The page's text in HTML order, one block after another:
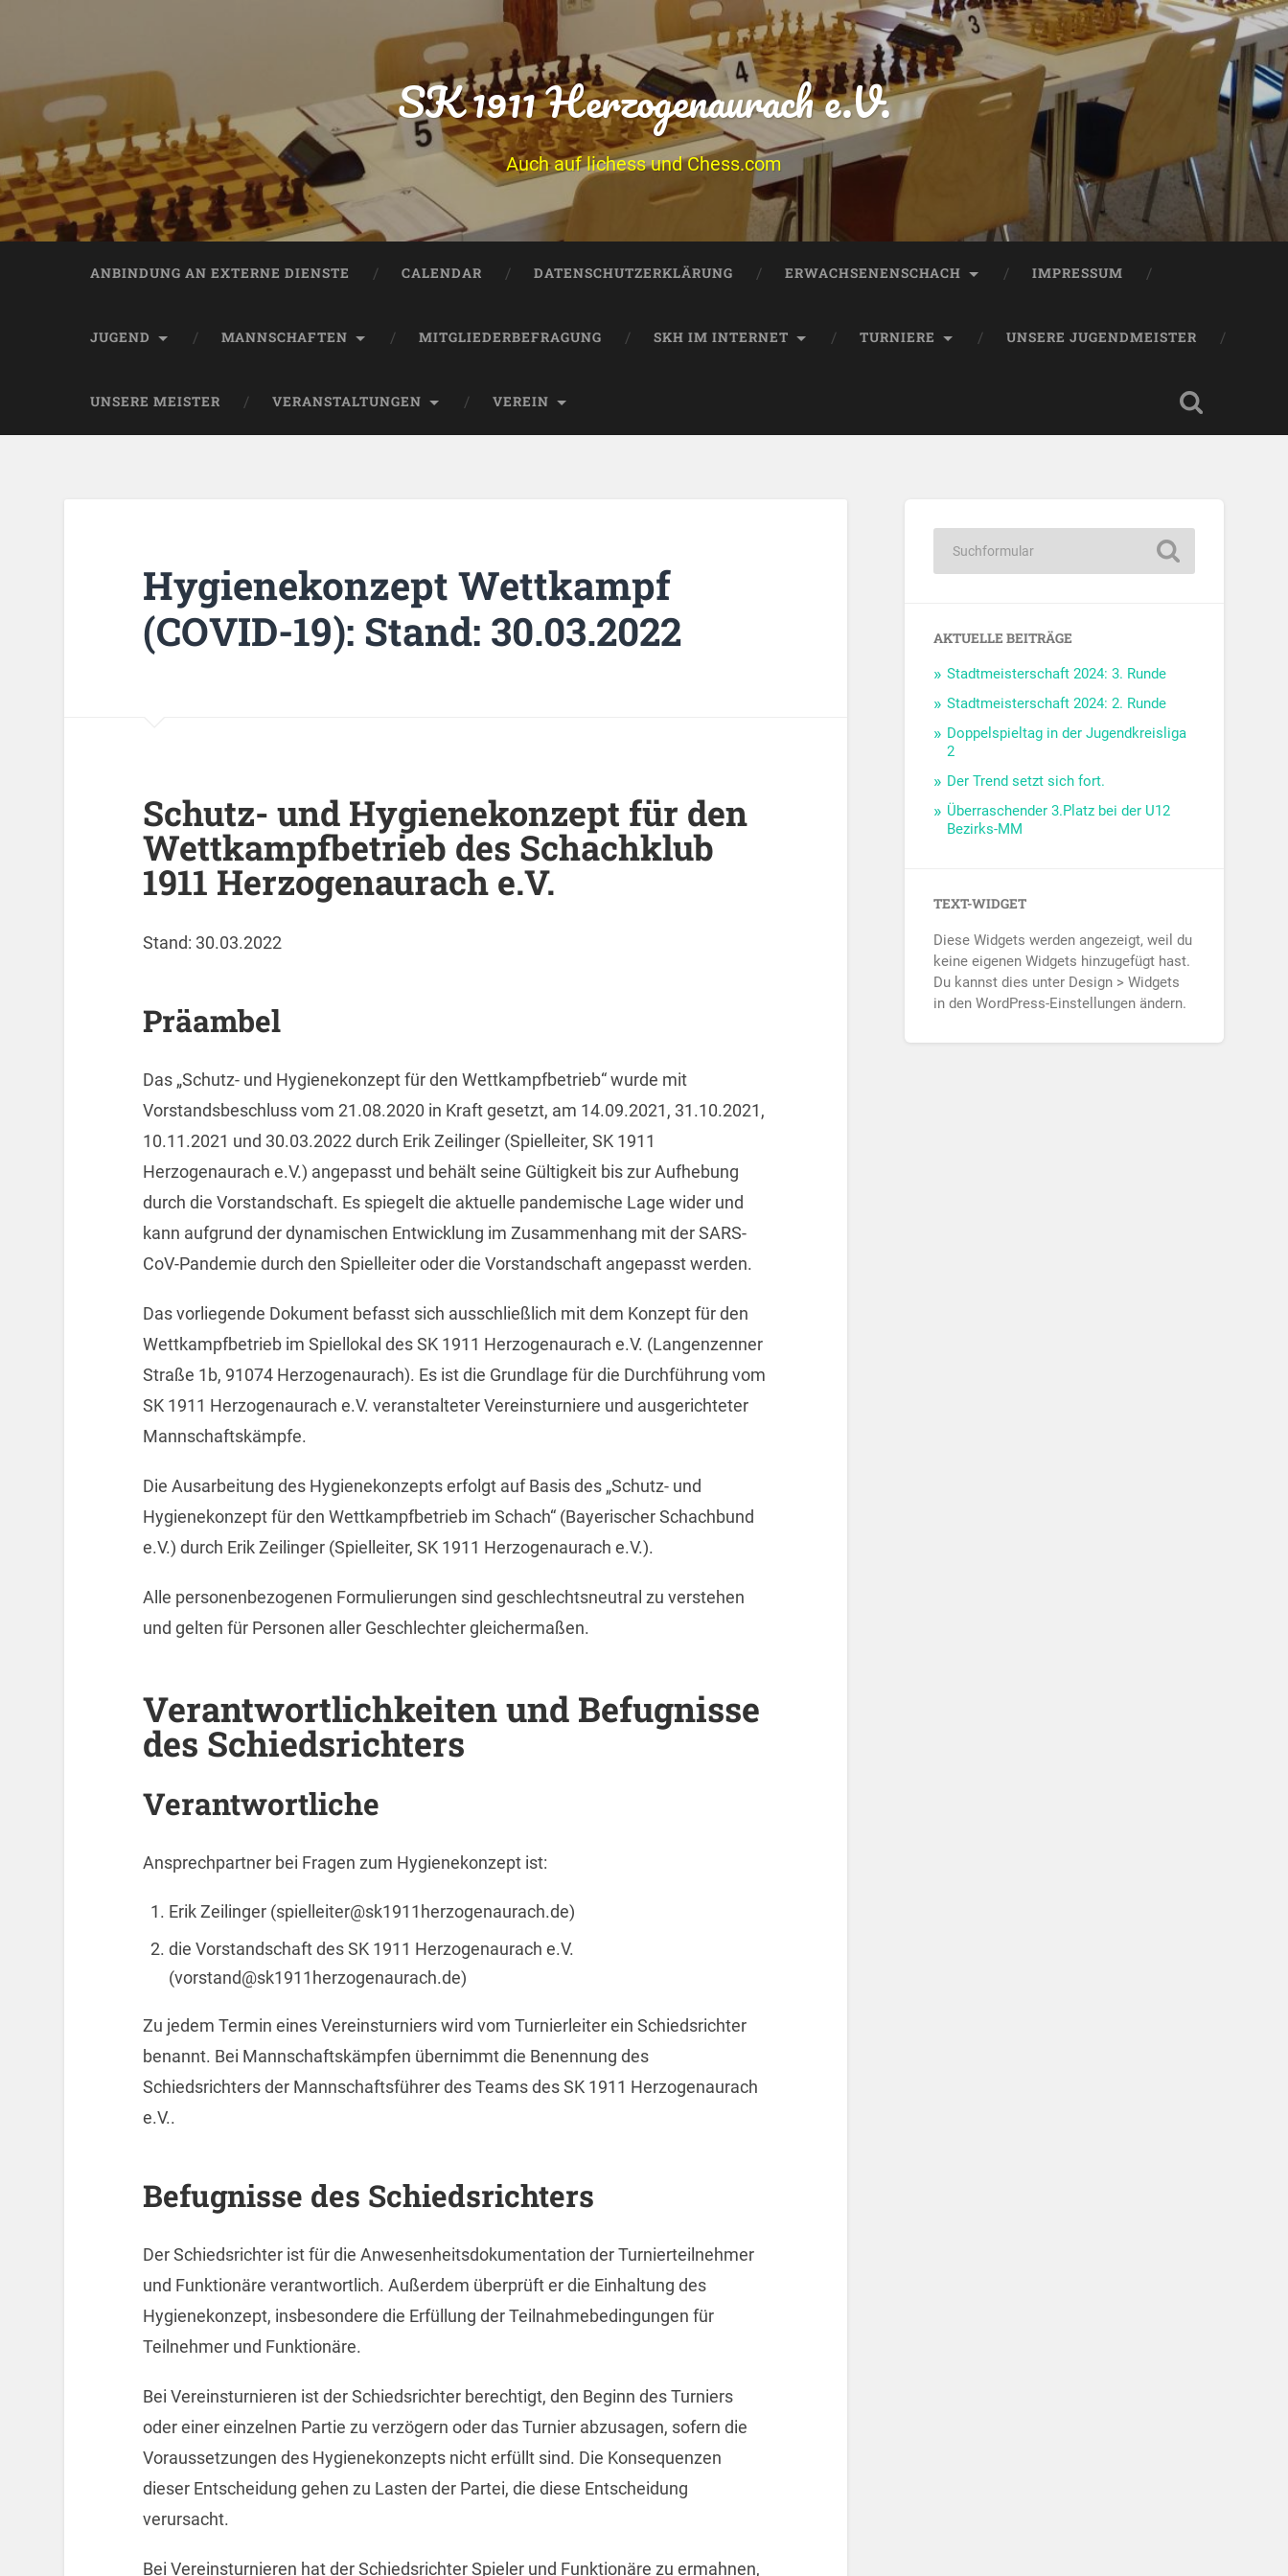
SK 1911 Herzogenaurach e.V.
Auch auf lichess und Chess.com
ANBINDUNG AN EXTERNE DIENSTE CALENDAR DATENSCHUTZERKLÄRUNG ERWACHSENENSCHACH IMPRESSUM
JUGEND MANNSCHAFTEN MITGLIEDERBEFRAGUNG SKH IM INTERNET TURNIERE UNSERE JUGENDMEISTER
UNSERE MEISTER VERANSTALTUNGEN VEREIN
Hygienekonzept Wettkampf
(COVID-19): Stand: 30.03.2022
Schutz- und Hygienekonzept für den
Wettkampfbetrieb des Schachklub
1911 Herzogenaurach e.V.
Stand: 30.03.2022
Präambel
Das „Schutz- und Hygienekonzept für den Wettkampfbetrieb“ wurde mit
Vorstandsbeschluss vom 21.08.2020 in Kraft gesetzt, am 14.09.2021, 31.10.2021,
10.11.2021 und 30.03.2022 durch Erik Zeilinger (Spielleiter, SK 1911
Herzogenaurach e.V.) angepasst und behält seine Gültigkeit bis zur Aufhebung
durch die Vorstandschaft. Es spiegelt die aktuelle pandemische Lage wider und
kann aufgrund der dynamischen Entwicklung im Zusammenhang mit der SARS-
CoV-Pandemie durch den Spielleiter oder die Vorstandschaft angepasst werden.
Das vorliegende Dokument befasst sich ausschließlich mit dem Konzept für den
Wettkampfbetrieb im Spiellokal des SK 1911 Herzogenaurach e.V. (Langenzenner
Straße 1b, 91074 Herzogenaurach). Es ist die Grundlage für die Durchführung vom
SK 1911 Herzogenaurach e.V. veranstalteter Vereinsturniere und ausgerichteter
Mannschaftskämpfe.
Die Ausarbeitung des Hygienekonzepts erfolgt auf Basis des „Schutz- und
Hygienekonzept für den Wettkampfbetrieb im Schach“ (Bayerischer Schachbund
e.V.) durch Erik Zeilinger (Spielleiter, SK 1911 Herzogenaurach e.V.).
Alle personenbezogenen Formulierungen sind geschlechtsneutral zu verstehen
und gelten für Personen aller Geschlechter gleichermaßen.
Verantwortlichkeiten und Befugnisse
des Schiedsrichters
Verantwortliche
Ansprechpartner bei Fragen zum Hygienekonzept ist:
Erik Zeilinger (spielleiter@sk1911herzogenaurach.de)
die Vorstandschaft des SK 1911 Herzogenaurach e.V.
(vorstand@sk1911herzogenaurach.de)
Zu jedem Termin eines Vereinsturniers wird vom Turnierleiter ein Schiedsrichter
benannt. Bei Mannschaftskämpfen übernimmt die Benennung des
Schiedsrichters der Mannschaftsführer des Teams des SK 1911 Herzogenaurach
e.V..
Befugnisse des Schiedsrichters
Der Schiedsrichter ist für die Anwesenheitsdokumentation der Turnierteilnehmer
und Funktionäre verantwortlich. Außerdem überprüft er die Einhaltung des
Hygienekonzept, insbesondere die Erfüllung der Teilnahmebedingungen für
Teilnehmer und Funktionäre.
Bei Vereinsturnieren ist der Schiedsrichter berechtigt, den Beginn des Turniers
oder einer einzelnen Partie zu verzögern oder das Turnier abzusagen, sofern die
Voraussetzungen des Hygienekonzepts nicht erfüllt sind. Die Konsequenzen
dieser Entscheidung gehen zu Lasten der Partei, die diese Entscheidung
verursacht.
Bei Vereinsturnieren hat der Schiedsrichter Spieler und Funktionäre zu ermahnen,
AKTUELLE BEITRÄGE
Stadtmeisterschaft 2024: 3. Runde
Stadtmeisterschaft 2024: 2. Runde
Doppelspieltag in der Jugendkreisliga
2
Der Trend setzt sich fort.
Überraschender 3.Platz bei der U12
Bezirks-MM
TEXT-WIDGET
Diese Widgets werden angezeigt, weil du
keine eigenen Widgets hinzugefügt hast.
Du kannst dies unter Design > Widgets
in den WordPress-Einstellungen ändern.